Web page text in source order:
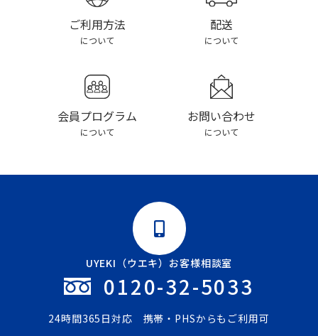
ご利用方法
について
配送
について
会員プログラム
について
お問い合わせ
について
UYEKI（ウエキ）お客様相談室
0120-32-5033
24時間365日対応 携帯・PHSからもご利用可